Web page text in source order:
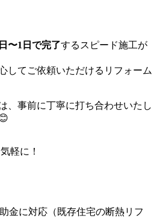
〜1日で完了するスピード施工が
してご依頼いただけるリフォーム
、事前に丁寧に打ち合わせいたし
軽に！
金に対応（既存住宅の断熱リフ